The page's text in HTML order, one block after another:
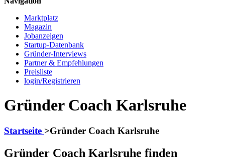
Marktplatz
Magazin
Jobanzeigen
Startup-Datenbank
Gründer-Interviews
Partner & Empfehlungen
Preisliste
login/Registrieren
Gründer Coach Karlsruhe
Startseite >Gründer Coach Karlsruhe
Gründer Coach Karlsruhe finden